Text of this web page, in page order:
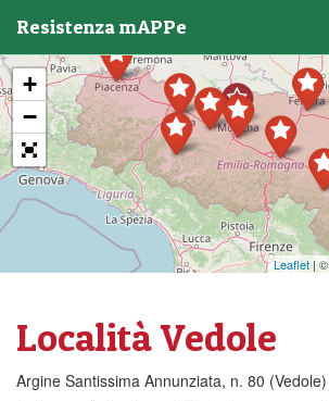
Resistenza mAPPe
+
−
Leaflet | ©
Località Vedole
Argine Santissima Annunziata, n. 80 (Vedole)